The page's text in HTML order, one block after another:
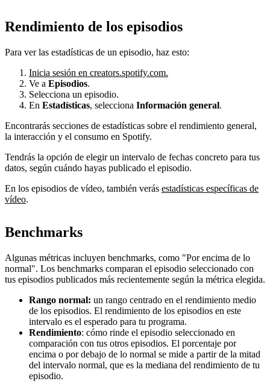
Rendimiento de los episodios
Para ver las estadísticas de un episodio, haz esto:
Inicia sesión en creators.spotify.com.
Ve a Episodios.
Selecciona un episodio.
En Estadísticas, selecciona Información general.
Encontrarás secciones de estadísticas sobre el rendimiento general,
la interacción y el consumo en Spotify.
Tendrás la opción de elegir un intervalo de fechas concreto para tus
datos, según cuándo hayas publicado el episodio.
En los episodios de vídeo, también verás estadísticas específicas de
vídeo.
Benchmarks
Algunas métricas incluyen benchmarks, como "Por encima de lo
normal". Los benchmarks comparan el episodio seleccionado con
tus episodios publicados más recientemente según la métrica elegida.
Rango normal: un rango centrado en el rendimiento medio
de los episodios. El rendimiento de los episodios en este
intervalo es el esperado para tu programa.
Rendimiento: cómo rinde el episodio seleccionado en
comparación con tus otros episodios. El porcentaje por
encima o por debajo de lo normal se mide a partir de la mitad
del intervalo normal, que es la mediana del rendimiento de tu
episodio.